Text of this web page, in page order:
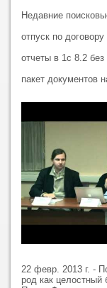
Недавние
отпуск по
отчеты в 1с 8.2
пакет документов
22 февр. 2013 г. -
род как